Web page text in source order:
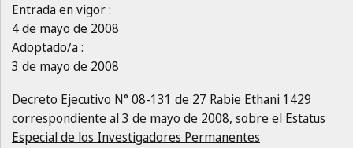
Entrada en vigor :
4 de mayo de 2008
Adoptado/a :
3 de mayo de 2008
Decreto Ejecutivo N° 08-131 de 27 Rabie Ethani 1429
correspondiente al 3 de mayo de 2008, sobre el Estatus
Especial de los Investigadores Permanentes